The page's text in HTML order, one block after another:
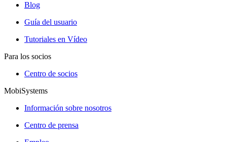
Blog
Guía del usuario
Tutoriales en Vídeo
Para los socios
Centro de socios
MobiSystems
Información sobre nosotros
Centro de prensa